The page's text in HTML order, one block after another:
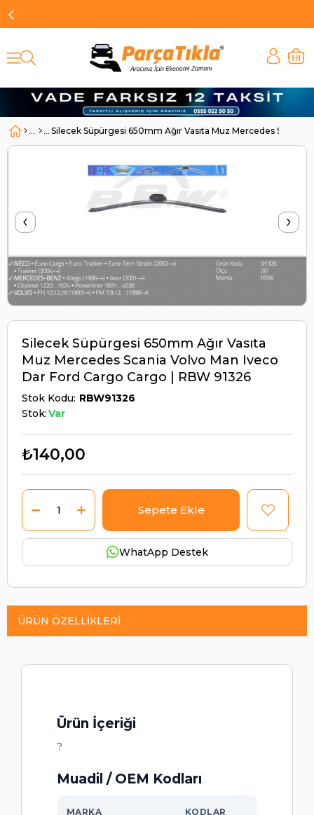
Silecek Süpürgesi 650mm Ağır Vasıta Muz Mercedes Scania
‹ ›
Silecek Süpürgesi 650mm Ağır Vasıta
Muz Mercedes Scania Volvo Man Iveco
Dar Ford Cargo Cargo | RBW 91326
Stok Kodu RBW91326
Stok:Var
₺140,00
WhatApp Destek
ÜRÜN ÖZELLIKLERI
Ürün İçeriği
?
Muadil / OEM Kodları
MARKA KODLAR